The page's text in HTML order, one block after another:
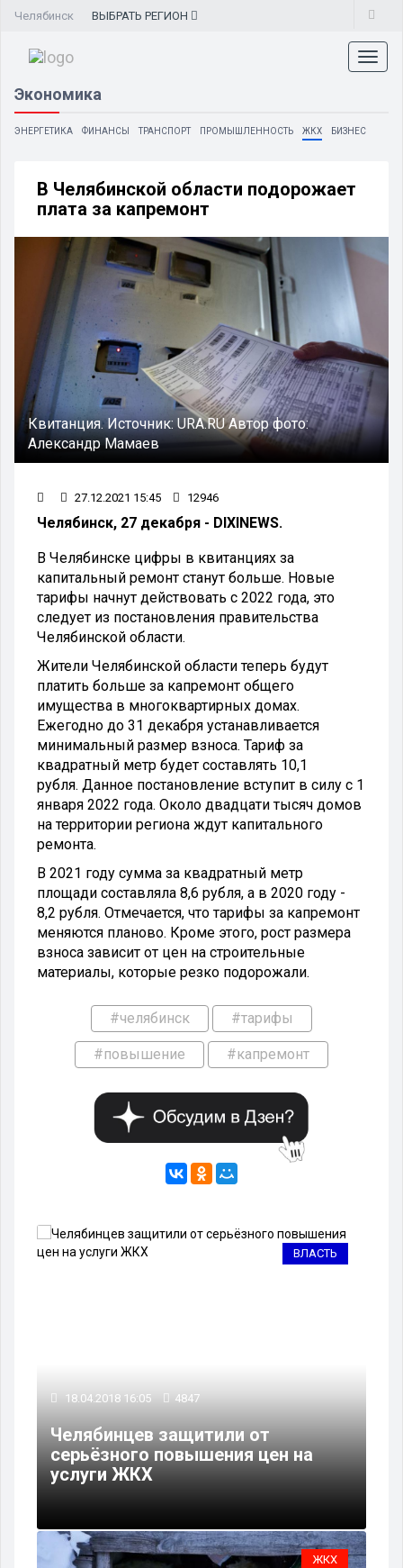
Челябинск ВЫБРАТЬ РЕГИОН
Экономика
ЭНЕРГЕТИКА ФИНАНСЫ ТРАНСПОРТ ПРОМЫШЛЕННОСТЬ ЖКХ БИЗНЕС
В Челябинской области подорожает
плата за капремонт
Квитанция.Источник:URA.RUАвтор фото:
Александр Мамаев
27.12.2021 15:45 12946
Челябинск, 27 декабря - DIXINEWS.
В Челябинске цифры в квитанциях за
капитальный ремонт станут больше. Новые
тарифы начнут действовать с 2022 года, это
следует из постановления правительства
Челябинской области.
Жители Челябинской области теперь будут
платить больше за капремонт общего
имущества в многоквартирных домах.
Ежегодно до 31 декабря устанавливается
минимальный размер взноса. Тариф за
квадратный метр будет составлять 10,1
рубля. Данное постановление вступит в силу с 1
января 2022 года. Около двадцати тысяч домов
на территории региона ждут капитального
ремонта.
В 2021 году сумма за квадратный метр
площади составляла 8,6 рубля, а в 2020 году -
8,2 рубля. Отмечается, что тарифы за капремонт
меняются планово. Кроме этого, рост размера
взноса зависит от цен на строительные
материалы, которые резко подорожали.
#челябинск #тарифы
#повышение #капремонт
ВЛАСТЬ
18.04.2018 16:05 4847
Челябинцев защитили от
серьёзного повышения цен на
услуги ЖКХ
ЖКХ